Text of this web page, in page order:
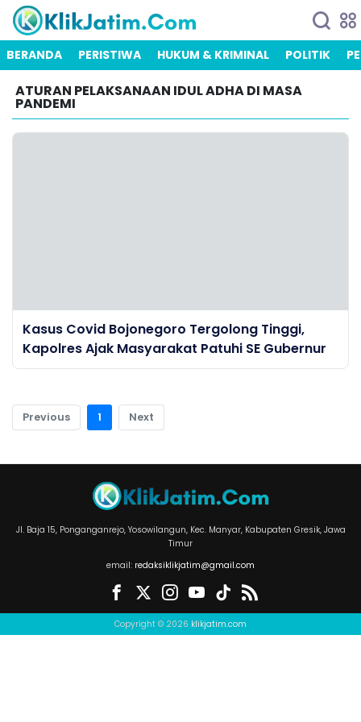
BERANDA PERISTIWA HUKUM & KRIMINAL POLITIK
ATURAN PELAKSANAAN IDUL ADHA DI MASA
PANDEMI
Kasus Covid Bojonegoro Tergolong Tinggi,
Kapolres Ajak Masyarakat Patuhi SE Gubernur
Previous 1 Next
Jl. Baja 15, Ponganganrejo, Yosowilangun, Kec. Manyar, Kabupaten Gresik, Jawa
Timur
email: redaksiklikjatim@gmail.com
Copyright © 2026 klikjatim.com